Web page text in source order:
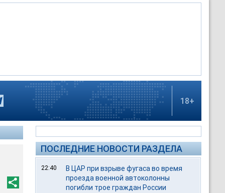
18+
ПОСЛЕДНИЕ НОВОСТИ РАЗДЕЛА
22:40
В ЦАР при взрыве фугаса во время
проезда военной автоколонны
погибли трое граждан России